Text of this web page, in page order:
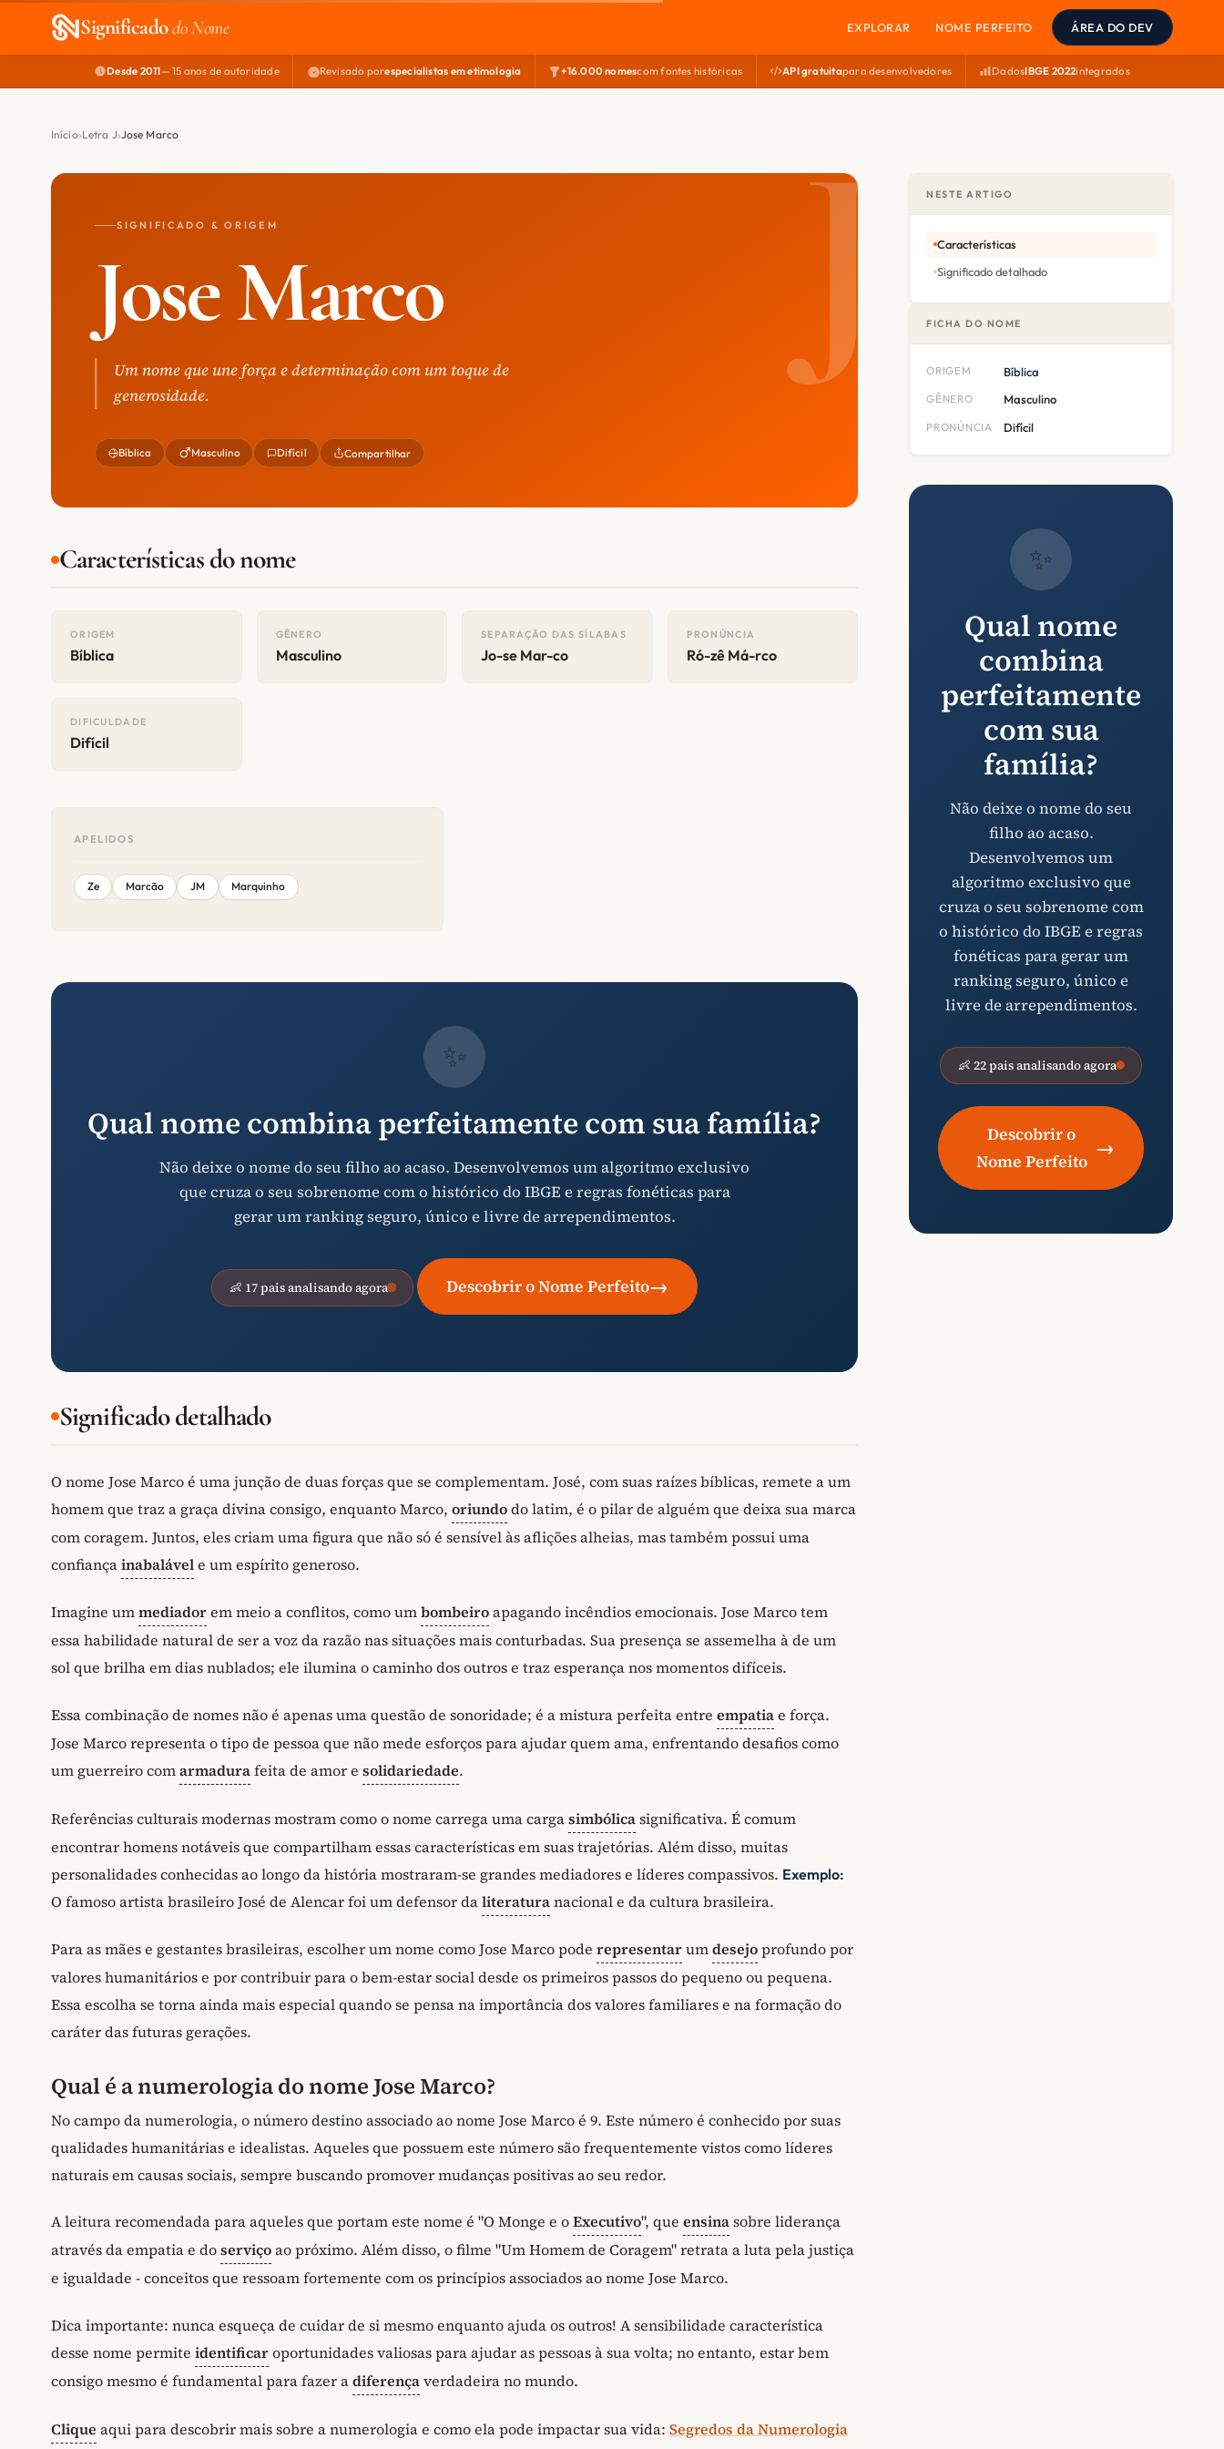
Significadodo Nome EXPLORAR NOME PERFEITO ÁREA DO DEV
Desde 2011— 15 anos de autoridade Revisado porespecialistas em etimologia +16.000 nomescom fontes históricas API gratuitapara desenvolvedores DadosIBGE 2022integrados
Início Letra J Jose Marco
SIGNIFICADO & ORIGEM
Jose Marco
Um nome que une força e determinação com um toque de
generosidade.
Bíblica Masculino Difícil Compartilhar
Características do nome
ORIGEM
Bíblica
GÊNERO
Masculino
SEPARAÇÃO DAS SÍLABAS
Jo-se Mar-co
PRONÚNCIA
Ró-zê Má-rco
DIFICULDADE
Difícil
APELIDOS
Ze Marcão JM Marquinho
✨
Qual nome combina perfeitamente com sua família?
Não deixe o nome do seu filho ao acaso. Desenvolvemos um algoritmo exclusivo
que cruza o seu sobrenome com o histórico do IBGE e regras fonéticas para
gerar um ranking seguro, único e livre de arrependimentos.
👶 17 pais analisando agora Descobrir o Nome Perfeito→
Significado detalhado
O nome Jose Marco é uma junção de duas forças que se complementam. José, com suas raízes bíblicas, remete a um
homem que traz a graça divina consigo, enquanto Marco, oriundodo latim, é o pilar de alguém que deixa sua marca
com coragem. Juntos, eles criam uma figura que não só é sensível às aflições alheias, mas também possui uma
confiançainabalávele um espírito generoso.
Imagine ummediadorem meio a conflitos, como umbombeiroapagando incêndios emocionais. Jose Marco tem
essa habilidade natural de ser a voz da razão nas situações mais conturbadas. Sua presença se assemelha à de um
sol que brilha em dias nublados; ele ilumina o caminho dos outros e traz esperança nos momentos difíceis.
Essa combinação de nomes não é apenas uma questão de sonoridade; é a mistura perfeita entre empatiae força.
Jose Marco representa o tipo de pessoa que não mede esforços para ajudar quem ama, enfrentando desafios como
um guerreiro comarmadurafeita de amor e solidariedade.
Referências culturais modernas mostram como o nome carrega uma cargasimbólicasignificativa. É comum
encontrar homens notáveis que compartilham essas características em suas trajetórias. Além disso, muitas
personalidades conhecidas ao longo da história mostraram-se grandes mediadores e líderes compassivos. Exemplo:
O famoso artista brasileiro José de Alencar foi um defensor daliteraturanacional e da cultura brasileira.
Para as mães e gestantes brasileiras, escolher um nome como Jose Marco pode representarumdesejoprofundo por
valores humanitários e por contribuir para o bem-estar social desde os primeiros passos do pequeno ou pequena.
Essa escolha se torna ainda mais especial quando se pensa na importância dos valores familiares e na formação do
caráter das futuras gerações.
Qual é a numerologia do nome Jose Marco?
No campo da numerologia, o número destino associado ao nome Jose Marco é 9. Este número é conhecido por suas
qualidades humanitárias e idealistas. Aqueles que possuem este número são frequentemente vistos como líderes
naturais em causas sociais, sempre buscando promover mudanças positivas ao seu redor.
A leitura recomendada para aqueles que portam este nome é "O Monge e oExecutivo", que ensinasobre liderança
através da empatia e doserviçoao próximo. Além disso, o filme "Um Homem de Coragem" retrata a luta pela justiça
e igualdade - conceitos que ressoam fortemente com os princípios associados ao nome Jose Marco.
Dica importante: nunca esqueça de cuidar de si mesmo enquanto ajuda os outros! A sensibilidade característica
desse nome permite identificaroportunidades valiosas para ajudar as pessoas à sua volta; no entanto, estar bem
consigo mesmo é fundamental para fazer adiferençaverdadeira no mundo.
Clique aqui para descobrir mais sobre a numerologia e como ela pode impactar sua vida: Segredos da Numerologia
NESTE ARTIGO
Características
Significado detalhado
FICHA DO NOME
ORIGEM Bíblica
GÊNERO Masculino
PRONÚNCIA Difícil
✨
Qual nome
combina
perfeitamente
com sua
família?
Não deixe o nome do seu
filho ao acaso.
Desenvolvemos um
algoritmo exclusivo que
cruza o seu sobrenome com
o histórico do IBGE e regras
fonéticas para gerar um
ranking seguro, único e
livre de arrependimentos.
👶 22 pais analisando agora
Descobrir o
Nome Perfeito
→